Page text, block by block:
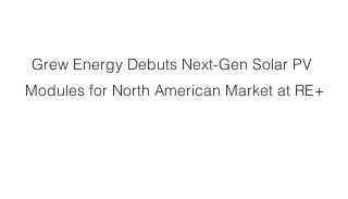
Grew Energy Debuts Next-Gen Solar PV
Modules for North American Market at RE+